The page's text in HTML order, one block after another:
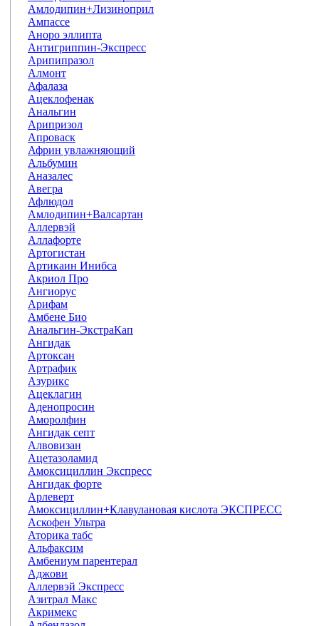
Амлодипин+Лизиноприл
Ампассе
Аноро эллипта
Антигриппин-Экспресс
Арипипразол
Алмонт
Афалаза
Ацеклофенак
Анальгин
Арипризол
Апроваск
Африн увлажняющий
Альбумин
Аназалес
Авегра
Афлюдол
Амлодипин+Валсартан
Аллервэй
Аллафорте
Артогистан
Артикаин Инибса
Акриол Про
Ангиорус
Арифам
Амбене Био
Анальгин-ЭкстраКап
Ангидак
Артоксан
Артрафик
Азурикс
Ацеклагин
Аденопросин
Аморолфин
Ангидак септ
Алвовизан
Ацетазоламид
Амоксициллин Экспресс
Ангидак форте
Арлеверт
Амоксициллин+Клавулановая кислота ЭКСПРЕСС
Аскофен Ультра
Аторика табс
Альфаксим
Амбениум парентерал
Аджови
Аллервэй Экспресс
Азитрал Макс
Акримекс